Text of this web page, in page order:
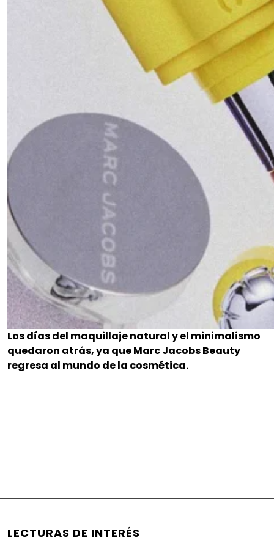
Los días del maquillaje natural y el minimalismo
quedaron atrás, ya que Marc Jacobs Beauty
regresa al mundo de la cosmética.
LECTURAS DE INTERÉS